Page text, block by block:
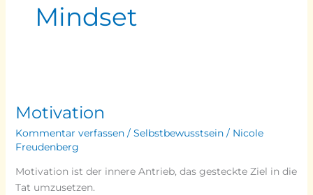
Mindset
Motivation
Kommentar verfassen / Selbstbewusstsein/ Nicole
Freudenberg
Motivation ist der innere Antrieb, das gesteckte Ziel in die
Tat umzusetzen.